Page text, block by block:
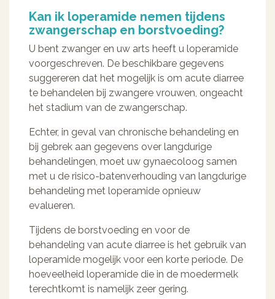
Kan ik loperamide nemen tijdens
zwangerschap en borstvoeding?
U bent zwanger en uw arts heeft u loperamide
voorgeschreven. De beschikbare gegevens
suggereren dat het mogelijk is om acute diarree
te behandelen bij zwangere vrouwen, ongeacht
het stadium van de zwangerschap.
Echter, in geval van chronische behandeling en
bij gebrek aan gegevens over langdurige
behandelingen, moet uw gynaecoloog samen
met u de risico-batenverhouding van langdurige
behandeling met loperamide opnieuw
evalueren.
Tijdens de borstvoeding en voor de
behandeling van acute diarree is het gebruik van
loperamide mogelijk voor een korte periode. De
hoeveelheid loperamide die in de moedermelk
terechtkomt is namelijk zeer gering.